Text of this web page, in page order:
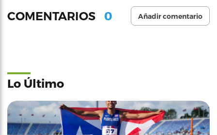
COMENTARIOS 0 Añadir comentario
Lo Último